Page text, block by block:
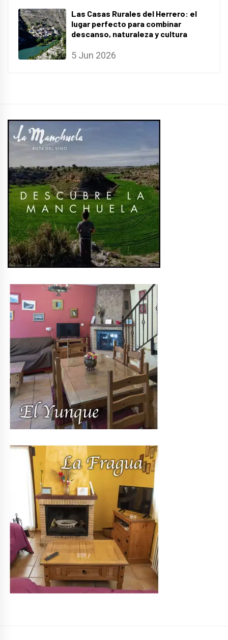
Las Casas Rurales del Herrero: el
lugar perfecto para combinar
descanso, naturaleza y cultura
5 Jun 2026